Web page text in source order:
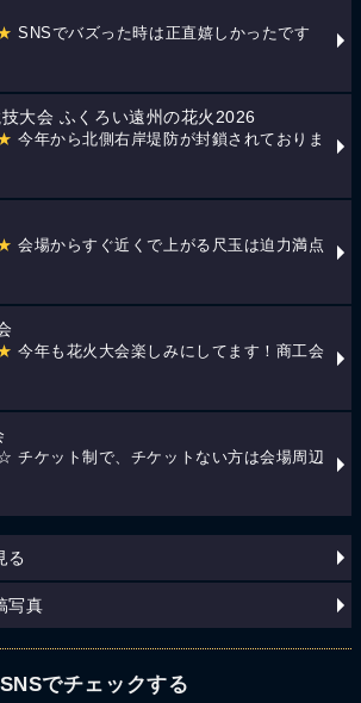
SNSでバズった時は正直嬉しかったです
大会 ふくろい遠州の花火2026
今年から北側右岸堤防が封鎖されておりま
会場からすぐ近くで上がる尺玉は迫力満点
今年も花火大会楽しみにしてます！商工会
チケット制で、チケットない方は会場周辺
る
写真
SNSでチェックする